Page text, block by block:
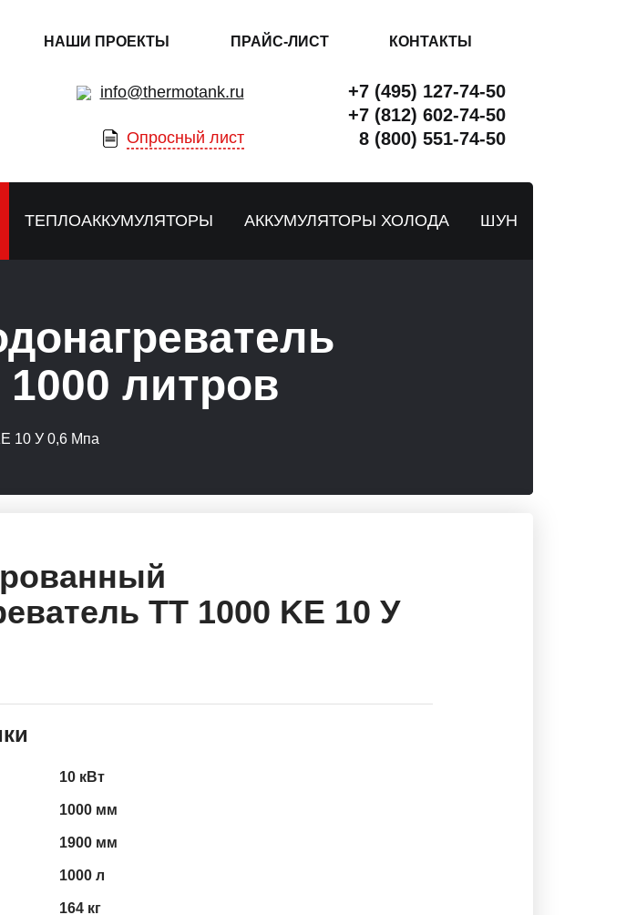
НАШИ ПРОЕКТЫ ПРАЙС-ЛИСТ КОНТАКТЫ
info@thermotank.ru
Опросный лист
+7 (495) 127-74-50
+7 (812) 602-74-50
8 (800) 551-74-50
ТЕПЛОАККУМУЛЯТОРЫ АККУМУЛЯТОРЫ ХОЛОДА ШУН
литров
10 У 0,6 Мпа
ТТ 1000 KE 10 У
10 кВт
1000 мм
1900 мм
1000 л
164 кг